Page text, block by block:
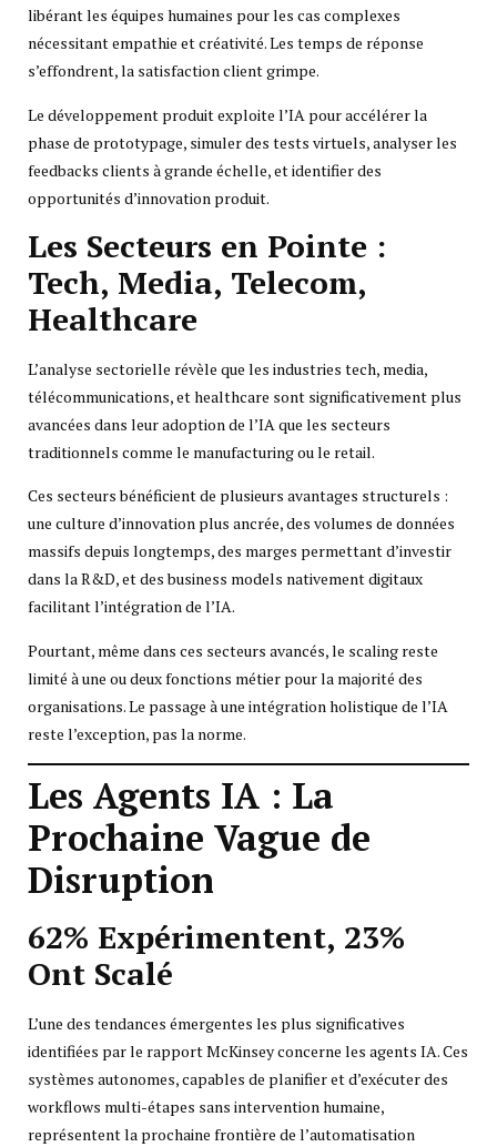
libérant les équipes humaines pour les cas complexes
nécessitant empathie et créativité. Les temps de réponse
s’effondrent, la satisfaction client grimpe.
Le développement produit exploite l’IA pour accélérer la
phase de prototypage, simuler des tests virtuels, analyser les
feedbacks clients à grande échelle, et identifier des
opportunités d’innovation produit.
Les Secteurs en Pointe :
Tech, Media, Telecom,
Healthcare
L’analyse sectorielle révèle que les industries tech, media,
télécommunications, et healthcare sont significativement plus
avancées dans leur adoption de l’IA que les secteurs
traditionnels comme le manufacturing ou le retail.
Ces secteurs bénéficient de plusieurs avantages structurels :
une culture d’innovation plus ancrée, des volumes de données
massifs depuis longtemps, des marges permettant d’investir
dans la R&D, et des business models nativement digitaux
facilitant l’intégration de l’IA.
Pourtant, même dans ces secteurs avancés, le scaling reste
limité à une ou deux fonctions métier pour la majorité des
organisations. Le passage à une intégration holistique de l’IA
reste l’exception, pas la norme.
Les Agents IA : La
Prochaine Vague de
Disruption
62% Expérimentent, 23%
Ont Scalé
L’une des tendances émergentes les plus significatives
identifiées par le rapport McKinsey concerne les agents IA. Ces
systèmes autonomes, capables de planifier et d’exécuter des
workflows multi-étapes sans intervention humaine,
représentent la prochaine frontière de l’automatisation